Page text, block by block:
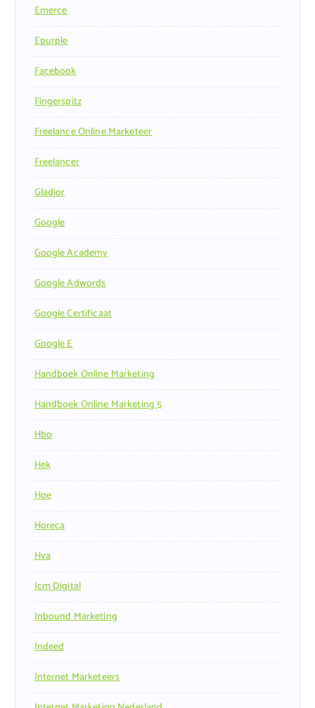
Emerce
Epurple
Facebook
Fingerspitz
Freelance Online Marketeer
Freelancer
Gladior
Google
Google Academy
Google Adwords
Google Certificaat
Google E
Handboek Online Marketing
Handboek Online Marketing 5
Hbo
Hek
Hoe
Horeca
Hva
Icm Digital
Inbound Marketing
Indeed
Internet Marketeers